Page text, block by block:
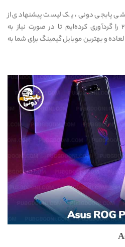
پابجی دونی، یک لیست پیشنهادی از
بهترین موبایل گیمینگ های ۲۰۲۱ را گردآوری کرده‌ایم تا در صورت نیاز به
و بهترین موبایل گیمینگ برای شما به